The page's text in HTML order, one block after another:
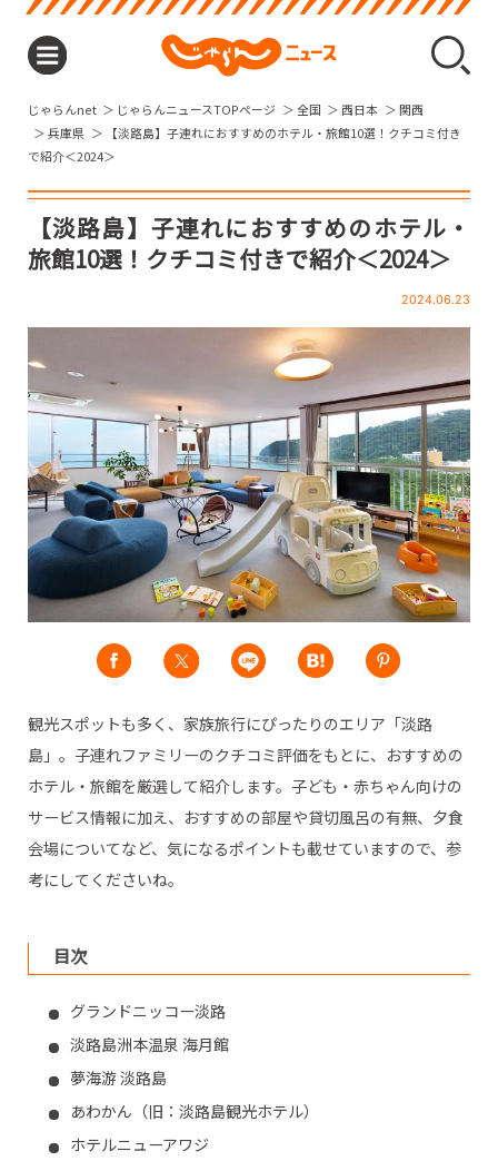
じゃらんnet じゃらんニュースTOPページ 全国 西日本
関西
兵庫県
【淡路島】子連れにおすすめのホテル・旅館10選！クチコミ付き
で紹介＜2024＞
2024.06.23
【淡路島】子連れにおすすめのホテル・
旅館10選！クチコミ付きで紹介＜2024＞
観光スポットも多く、家族旅行にぴったりのエリア「淡路
島」。子連れファミリーのクチコミ評価をもとに、おすすめの
ホテル・旅館を厳選して紹介します。子ども・赤ちゃん向けの
サービス情報に加え、おすすめの部屋や貸切風呂の有無、夕食
会場についてなど、気になるポイントも載せていますので、参
考にしてくださいね。
目次
グランドニッコー淡路
淡路島洲本温泉 海月館
夢海游 淡路島
あわかん（旧：淡路島観光ホテル）
ホテルニューアワジ